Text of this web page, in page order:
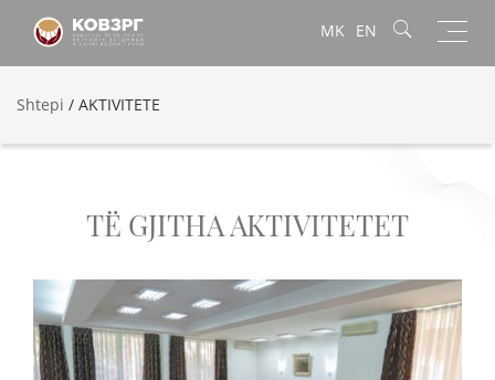
MK EN
Shtepi / AKTIVITETE
TË GJITHA AKTIVITETET